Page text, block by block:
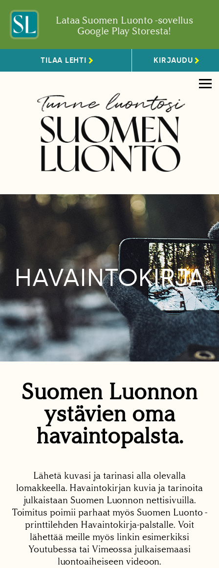
Lataa Suomen Luonto -sovellus
Google Play Storesta!
TILAA LEHTI KIRJAUDU
HAVAINTOKIRJA
Suomen Luonnon
ystävien oma
havaintopalsta.
Lähetä kuvasi ja tarinasi alla olevalla
lomakkeella. Havaintokirjan kuvia ja tarinoita
julkaistaan Suomen Luonnon nettisivuilla.
Toimitus poimii parhaat myös Suomen Luonto -
printtilehden Havaintokirja-palstalle. Voit
lähettää meille myös linkin esimerkiksi
Youtubessa tai Vimeossa julkaisemaasi
luontoaiheiseen videoon.